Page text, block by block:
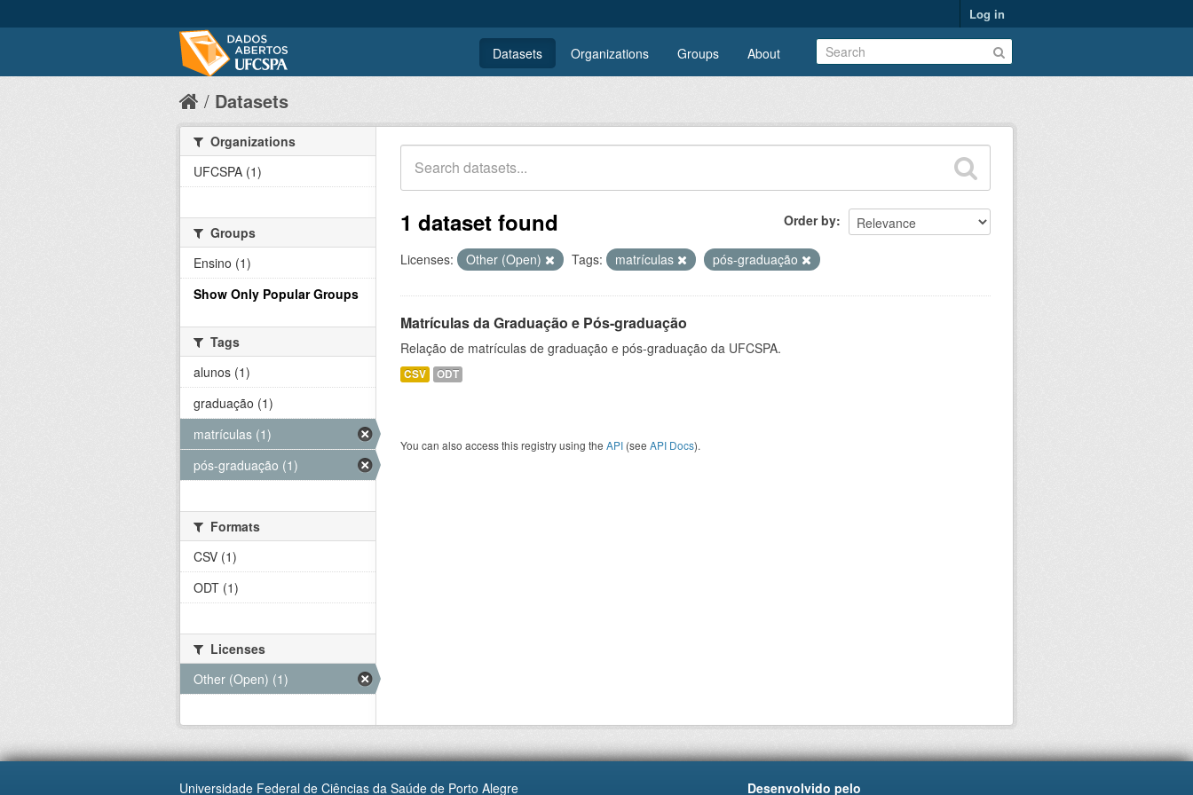
Log in
Datasets Organizations Groups About
Datasets
Order by
1 dataset found
Licenses: Other (Open) Tags: matrículas pós-graduação
Matrículas da Graduação e Pós-graduação
Relação de matrículas de graduação e pós-graduação da UFCSPA.
CSV ODT
You can also access this registry using the API (see API Docs).
Organizations
UFCSPA (1)
Groups
Ensino (1)
Show Only Popular Groups
Tags
alunos (1)
graduação (1)
matrículas (1)
pós-graduação (1)
Formats
CSV (1)
ODT (1)
Licenses
Other (Open) (1)
Universidade Federal de Ciências da Saúde de Porto Alegre Desenvolvido pelo